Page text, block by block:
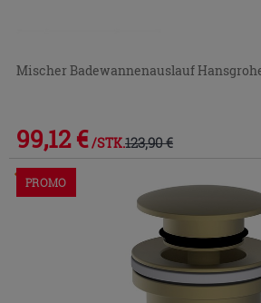
Mischer Badewannenauslauf
99,12 € /STK.123,90 €
Im Geschäft oder über den Kundenservice
PROMO